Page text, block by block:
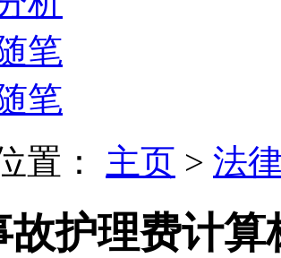
笔
笔
置： 主页 > 法
故护理费计算